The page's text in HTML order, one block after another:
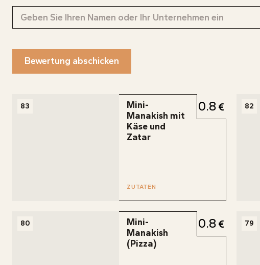
INFOS
Bewertung abschicken
83
Mini-
Manakish mit
Käse und
Zatar
0.8
ZUTATEN
82
80
Mini-
Manakish
(Pizza)
0.8 79